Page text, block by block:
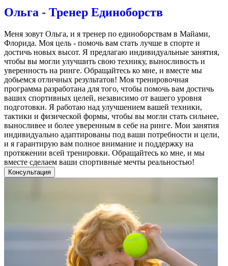
Ольга - Тренер Единоборств
Меня зовут Ольга, и я тренер по единоборствам в Майами,
Флорида. Моя цель - помочь вам стать лучше в спорте и
достичь новых высот. Я предлагаю индивидуальные занятия,
чтобы вы могли улучшить свою технику, выносливость и
уверенность на ринге. Обращайтесь ко мне, и вместе мы
добьемся отличных результатов! Моя тренировочная
программа разработана для того, чтобы помочь вам достичь
ваших спортивных целей, независимо от вашего уровня
подготовки. Я работаю над улучшением вашей техники,
тактики и физической формы, чтобы вы могли стать сильнее,
выносливее и более уверенным в себе на ринге. Мои занятия
индивидуально адаптированы под ваши потребности и цели,
и я гарантирую вам полное внимание и поддержку на
протяжении всей тренировки. Обращайтесь ко мне, и мы
вместе сделаем ваши спортивные мечты реальностью!
Консультация